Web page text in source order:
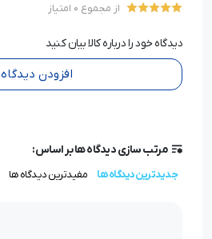
از مجموع 0 امتیاز
دیدگاه خود را درباره کالا بیان کنید
افزودن دیدگاه
مرتب سازی دیدگاه ها بر اساس:
جدیدترین دیدگاه ها مفیدترین دیدگاه ها